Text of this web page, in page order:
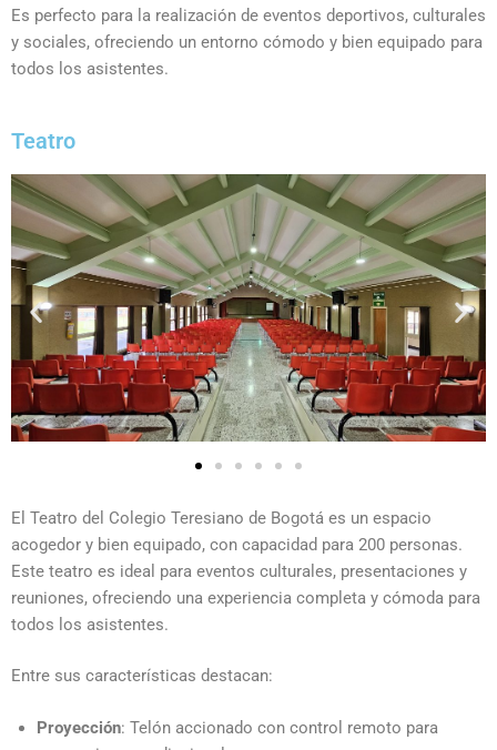
Es perfecto para la realización de eventos deportivos, culturales
y sociales, ofreciendo un entorno cómodo y bien equipado para
todos los asistentes.
Teatro
El Teatro del Colegio Teresiano de Bogotá es un espacio
acogedor y bien equipado, con capacidad para 200 personas.
Este teatro es ideal para eventos culturales, presentaciones y
reuniones, ofreciendo una experiencia completa y cómoda para
todos los asistentes.
Entre sus características destacan:
Proyección: Telón accionado con control remoto para